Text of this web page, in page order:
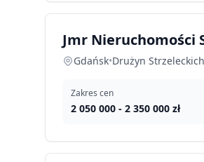
Jmr Nieruchomości
Gdańsk•Drużyn Strzeleckich
Zakres cen
2 050 000 - 2 350 000 zł